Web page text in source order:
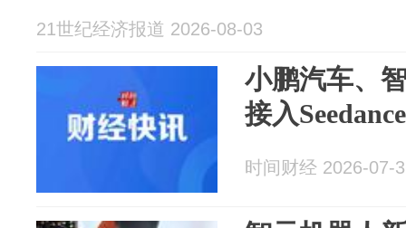
21世纪经济报道 2026-08-03
小鹏汽车、
接入
时间财经 2026-07-